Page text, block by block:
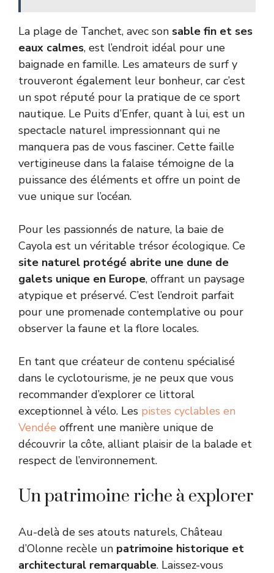
La plage de Tanchet, avec son sable fin et ses
eaux calmes, est l’endroit idéal pour une
baignade en famille. Les amateurs de surf y
trouveront également leur bonheur, car c’est
un spot réputé pour la pratique de ce sport
nautique. Le Puits d’Enfer, quant à lui, est un
spectacle naturel impressionnant qui ne
manquera pas de vous fasciner. Cette faille
vertigineuse dans la falaise témoigne de la
puissance des éléments et offre un point de
vue unique sur l’océan.
Pour les passionnés de nature, la baie de
Cayola est un véritable trésor écologique. Ce
site naturel protégé abrite une dune de
galets unique en Europe, offrant un paysage
atypique et préservé. C’est l’endroit parfait
pour une promenade contemplative ou pour
observer la faune et la flore locales.
En tant que créateur de contenu spécialisé
dans le cyclotourisme, je ne peux que vous
recommander d’explorer ce littoral
exceptionnel à vélo. Les pistes cyclables en
Vendée offrent une manière unique de
découvrir la côte, alliant plaisir de la balade et
respect de l’environnement.
Un patrimoine riche à explorer
Au-delà de ses atouts naturels, Château
d’Olonne recèle un patrimoine historique et
architectural remarquable. Laissez-vous